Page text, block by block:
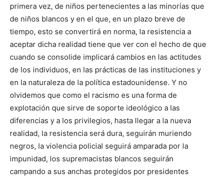
primera vez, de niños pertenecientes a las minorías que
de niños blancos y en el que, en un plazo breve de
tiempo, esto se convertirá en norma, la resistencia a
aceptar dicha realidad tiene que ver con el hecho de que
cuando se consolide implicará cambios en las actitudes
de los individuos, en las prácticas de las instituciones y
en la naturaleza de la política estadounidense. Y no
olvidemos que como el racismo es una forma de
explotación que sirve de soporte ideológico a las
diferencias y a los privilegios, hasta llegar a la nueva
realidad, la resistencia será dura, seguirán muriendo
negros, la violencia policial seguirá amparada por la
impunidad, los supremacistas blancos seguirán
campando a sus anchas protegidos por presidentes